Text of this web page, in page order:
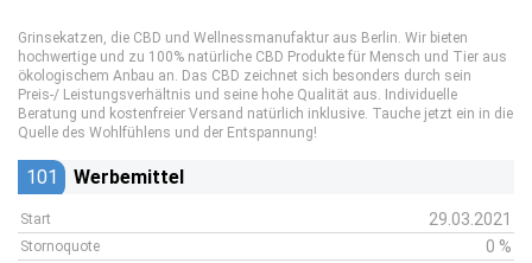
Grinsekatzen, die CBD und Wellnessmanufaktur aus Berlin. Wir bieten
hochwertige und zu 100% natürliche CBD Produkte für Mensch und Tier aus
ökologischem Anbau an. Das CBD zeichnet sich besonders durch sein
Preis-/ Leistungsverhältnis und seine hohe Qualität aus. Individuelle
Beratung und kostenfreier Versand natürlich inklusive. Tauche jetzt ein in die
Quelle des Wohlfühlens und der Entspannung!
101 Werbemittel
Start 29.03.2021
Stornoquote 0 %